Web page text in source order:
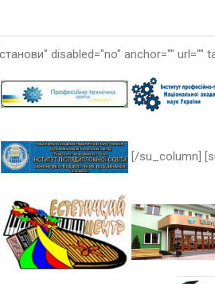
disabled="no" anchor=""
[/su_column]